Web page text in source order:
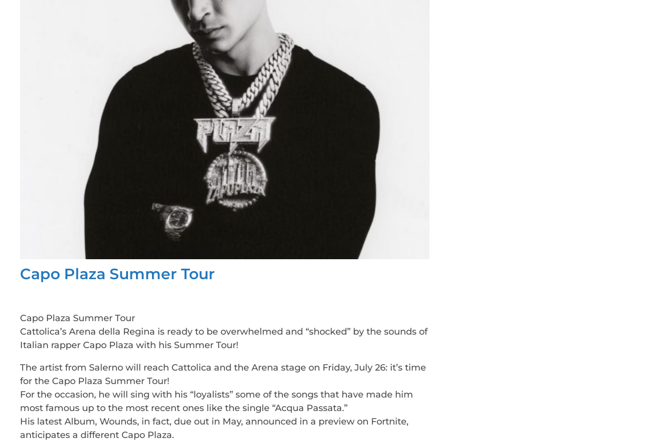
Capo Plaza Summer Tour
Capo Plaza Summer Tour
Cattolica’s Arena della Regina is ready to be overwhelmed and “shocked” by the sounds of
Italian rapper Capo Plaza with his Summer Tour!
The artist from Salerno will reach Cattolica and the Arena stage on Friday, July 26: it’s time
for the Capo Plaza Summer Tour!
For the occasion, he will sing with his “loyalists” some of the songs that have made him
most famous up to the most recent ones like the single “Acqua Passata.”
His latest Album, Wounds, in fact, due out in May, announced in a preview on Fortnite,
anticipates a different Capo Plaza.